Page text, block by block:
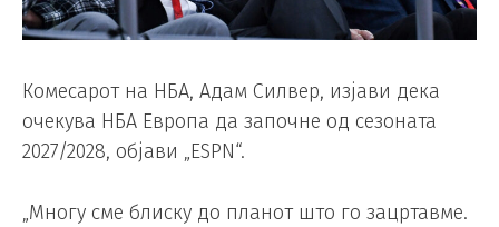
Комесарот на НБА, Адам Силвер, изјави дека
очекува НБА Европа да започне од сезоната
2027/2028, објави „ESPN“.
„Многу сме блиску до планот што го зацртавме.